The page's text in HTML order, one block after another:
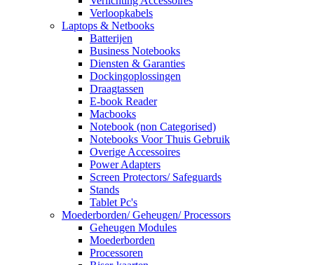
Verloopkabels
Laptops & Netbooks
Batterijen
Business Notebooks
Diensten & Garanties
Dockingoplossingen
Draagtassen
E-book Reader
Macbooks
Notebook (non Categorised)
Notebooks Voor Thuis Gebruik
Overige Accessoires
Power Adapters
Screen Protectors/ Safeguards
Stands
Tablet Pc's
Moederborden/ Geheugen/ Processors
Geheugen Modules
Moederborden
Processoren